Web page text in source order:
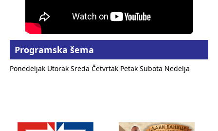
Programska šema
Ponedeljak Utorak Sreda Četvrtak Petak Subota Nedelja